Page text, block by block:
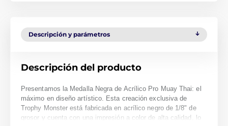
Descripción y parámetros
Descripción del producto
Presentamos la Medalla Negra de Acrílico Pro Muay Thai: el
máximo en diseño artístico. Esta creación exclusiva de
Trophy Monster está fabricada en acrílico negro de 1/8" de
grosor y cuenta con una impresión a color de alta calidad, lo